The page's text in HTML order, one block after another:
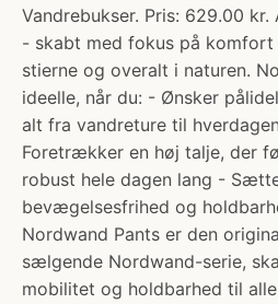
Vandrebukser. Pris: 629.00
- skabt med fokus på
stierne og overalt i naturen.
ideelle, når du: - Ønsker
alt fra vandreture til
Foretrækker en høj talje, der
robust hele dagen lang -
bevægelsesfrihed og
Nordwand Pants er den
sælgende Nordwand-serie,
mobilitet og holdbarhed til